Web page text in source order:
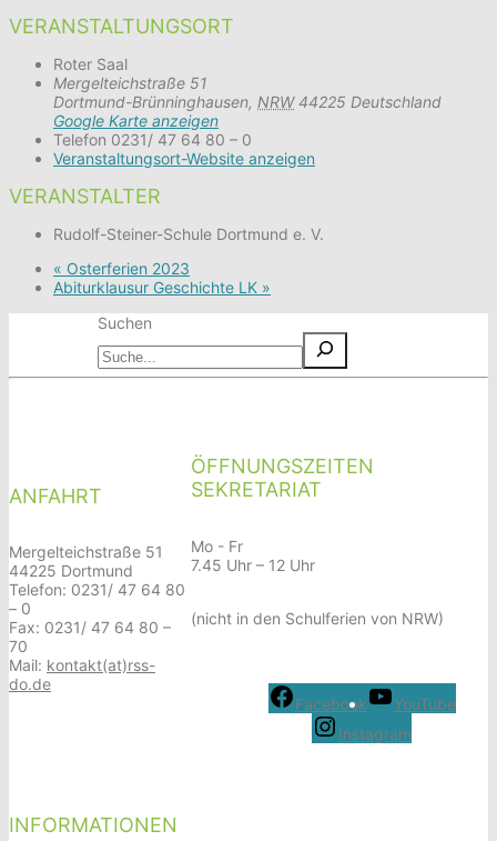
VERANSTALTUNGSORT
Roter Saal
Mergelteichstraße 51
Dortmund-Brünninghausen, NRW 44225 Deutschland
Google Karte anzeigen
Telefon 0231/ 47 64 80 – 0
Veranstaltungsort-Website anzeigen
VERANSTALTER
Rudolf-Steiner-Schule Dortmund e. V.
« Osterferien 2023
Abiturklausur Geschichte LK »
Suchen
ANFAHRT
Mergelteichstraße 51
44225 Dortmund
Telefon: 0231/ 47 64 80
– 0
Fax: 0231/ 47 64 80 –
70
Mail: kontakt(at)rss-
do.de
ÖFFNUNGSZEITEN
SEKRETARIAT
Mo - Fr
7.45 Uhr – 12 Uhr
(nicht in den Schulferien von NRW)
Facebook
YouTube
Instagram
INFORMATIONEN